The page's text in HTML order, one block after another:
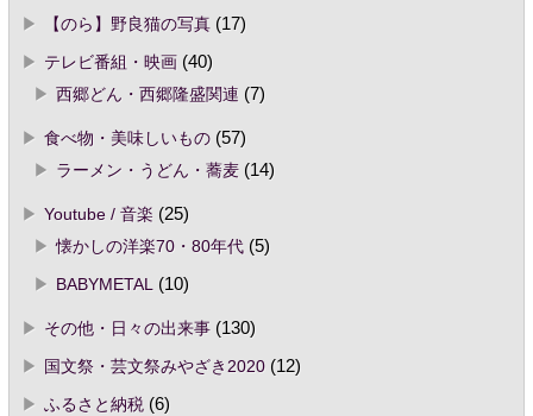
【のら】野良猫の写真(17)
テレビ番組・映画(40)
西郷どん・西郷隆盛関連 (7)
食べ物・美味しいもの(57)
ラーメン・うどん・蕎麦(14)
Youtube / 音楽 (25)
懐かしの洋楽70・80年代(5)
BABYMETAL
(10)
その他・日々の出来事(130)
国文祭・芸文祭みやざき2020(12)
ふるさと納税(6)